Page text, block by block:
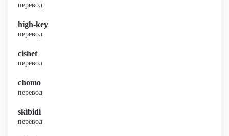
перевод
high-key
перевод
cishet
перевод
chomo
перевод
skibidi
перевод